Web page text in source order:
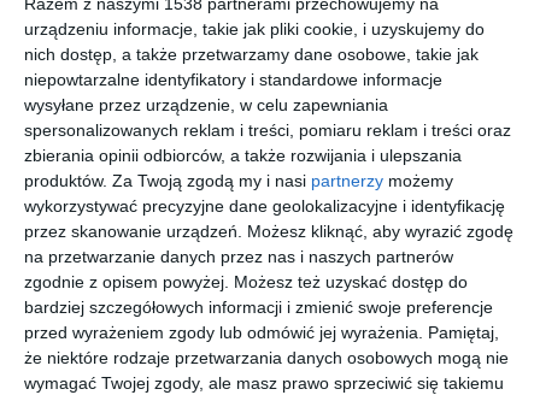
Razem z naszymi 1538 partnerami przechowujemy na
urządzeniu informacje, takie jak pliki cookie, i uzyskujemy do
nich dostęp, a także przetwarzamy dane osobowe, takie jak
niepowtarzalne identyfikatory i standardowe informacje
wysyłane przez urządzenie, w celu zapewniania
spersonalizowanych reklam i treści, pomiaru reklam i treści oraz
zbierania opinii odbiorców, a także rozwijania i ulepszania
produktów. Za Twoją zgodą my i nasi partnerzy możemy
wykorzystywać precyzyjne dane geolokalizacyjne i identyfikację
przez skanowanie urządzeń. Możesz kliknąć, aby wyrazić zgodę
na przetwarzanie danych przez nas i naszych partnerów
zgodnie z opisem powyżej. Możesz też uzyskać dostęp do
bardziej szczegółowych informacji i zmienić swoje preferencje
przed wyrażeniem zgody lub odmówić jej wyrażenia. Pamiętaj,
że niektóre rodzaje przetwarzania danych osobowych mogą nie
wymagać Twojej zgody, ale masz prawo sprzeciwić się takiemu
160-metrowy
apartament na
Mokotowie autorstwa
Loft Factory
Dodaj do ulubionych
Łazienka stylowa w
stylu glamour.